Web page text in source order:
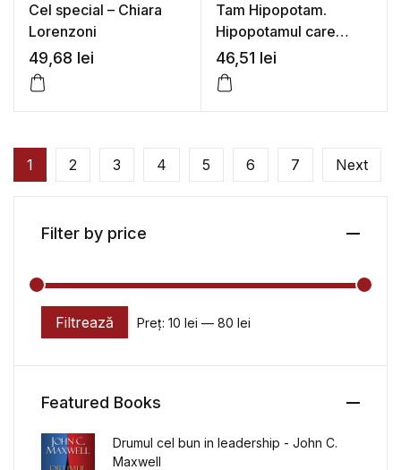
Cel special – Chiara
Lorenzoni
49,68 lei
Tam Hipopotam.
Hipopotamul care
clocea ouă – Daniela
Iride Murgia
46,51 lei
1 2 3 4 5 6 7 Next
Filter by price
Preț minim
Preț maxim
Filtrează Preț: 10 lei — 80 lei
Featured Books
Drumul cel bun in leadership - John C.
Maxwell